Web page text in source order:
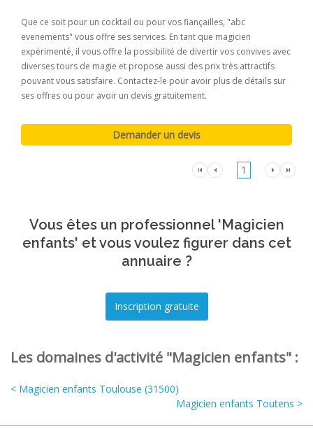
Que ce soit pour un cocktail ou pour vos fiançailles, "abc
evenements" vous offre ses services. En tant que magicien
expérimenté, il vous offre la possibilité de divertir vos convives avec
diverses tours de magie et propose aussi des prix très attractifs
pouvant vous satisfaire. Contactez-le pour avoir plus de détails sur
ses offres ou pour avoir un devis gratuitement.
1
Vous êtes un professionnel 'Magicien
enfants' et vous voulez figurer dans cet
annuaire ?
Les domaines d'activité "Magicien enfants" :
< Magicien enfants Toulouse (31500)
Magicien enfants Toutens >